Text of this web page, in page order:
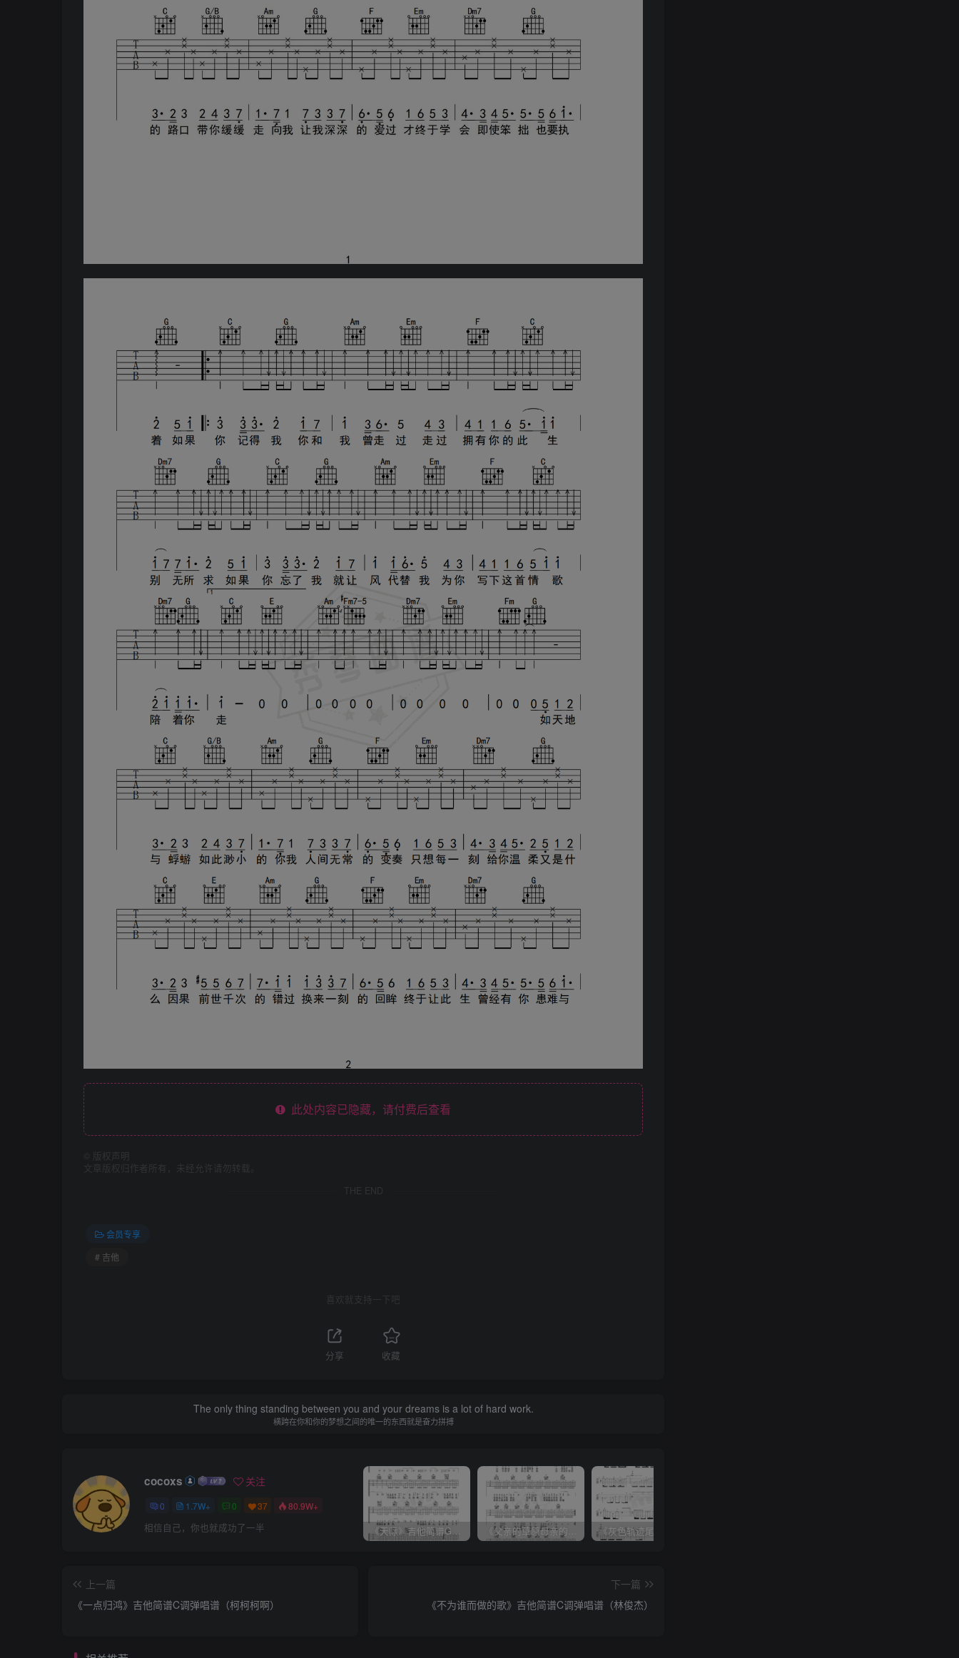
此处内容已隐藏，请付费后查看
版权声明
文章版权归作者所有，未经允许请勿转载。
THE END
会员专享
# 吉他
喜欢就支持一下吧
分享 收藏
The only thing standing between you and your dreams is a lot of hard work.
横跨在你和你的梦想之间的唯一的东西就是奋力拼搏
cocoxs 关注
0 1.7W+ 0 37 80.9W+
相信自己，你也就成功了一半 《天际》吉他简谱G调弹唱谱（姜玉阳） 《父亲的草原母亲的河》吉他简谱C调弹唱谱（腾格尔）
上一篇
《一点归鸿》吉他简谱C调弹唱谱（柯柯柯啊）
下一篇
《不为谁而做的歌》吉他简谱C调弹唱谱（林俊杰）